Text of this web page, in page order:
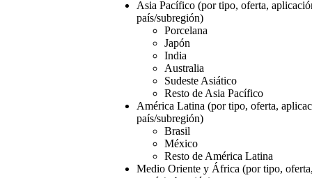
Asia Pacífico (por tipo, oferta,
país/subregión)
Porcelana
Japón
India
Australia
Sudeste Asiático
Resto de Asia Pacífico
América Latina (por tipo, oferta,
país/subregión)
Brasil
México
Resto de América Latina
Medio Oriente y África (por tipo,